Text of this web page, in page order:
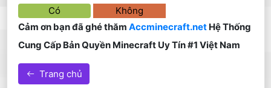
Có
Không
Cảm ơn bạn đã ghé thămAccminecraft.net Hệ Thống
Cung Cấp Bản Quyền Minecraft Uy Tín #1 Việt Nam
Trang chủ